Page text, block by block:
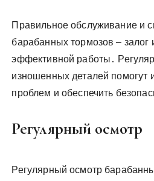
Правильное обслуживание и
барабанных тормозов – залог
эффективной работы․
изношенных деталей помогут
проблем и обеспечить
Регулярный осмотр
Регулярный осмотр